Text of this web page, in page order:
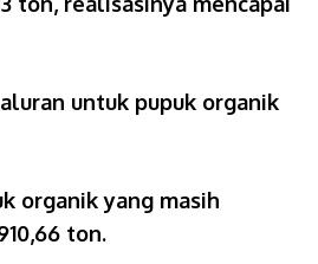
untuk pupuk organik
organik yang masih
ton.